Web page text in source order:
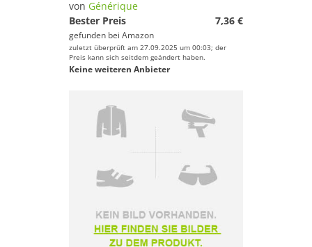
von Générique
Bester Preis
7,36 €
gefunden bei Amazon
zuletzt überprüft am 27.09.2025 um 00:03; der
Preis kann sich seitdem geändert haben.
Keine weiteren Anbieter